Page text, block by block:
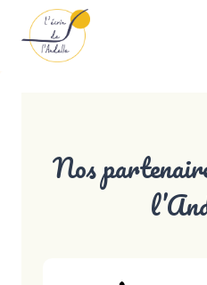
contenu
Nos